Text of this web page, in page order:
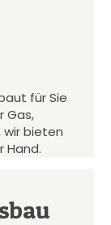
für Sie
Gas,
wir bieten
Hand.